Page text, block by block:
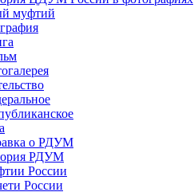
муфтий
о РДУМ
РДУМ
России
России